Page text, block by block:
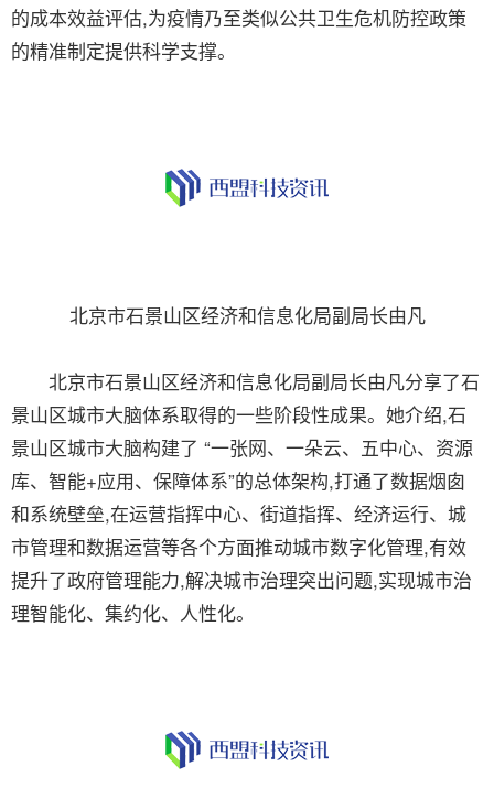
的成本效益评估,为疫情乃至类似公共卫生危机防控政策
的精准制定提供科学支撑。
北京市石景山区经济和信息化局副局长由凡
北京市石景山区经济和信息化局副局长由凡分享了石
景山区城市大脑体系取得的一些阶段性成果。她介绍,石
景山区城市大脑构建了 “一张网、一朵云、五中心、资源
库、智能+应用、保障体系”的总体架构,打通了数据烟囱
和系统壁垒,在运营指挥中心、街道指挥、经济运行、城
市管理和数据运营等各个方面推动城市数字化管理,有效
提升了政府管理能力,解决城市治理突出问题,实现城市治
理智能化、集约化、人性化。